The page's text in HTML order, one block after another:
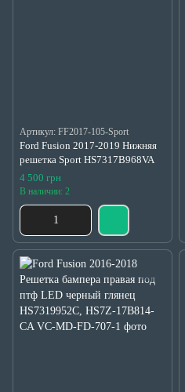
Артикул: FF2017-105-Sport
Ford Fusion 2017-2019 Нижняя
решетка Sport HS7317B968VA
4 500 грн
В наличии: 2